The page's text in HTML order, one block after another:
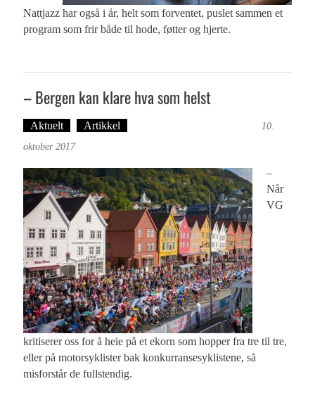
Nattjazz har også i år, helt som forventet, puslet sammen et
program som frir både til hode, føtter og hjerte.
– Bergen kan klare hva som helst
Aktuelt Artikkel
10.
oktober 2017
–
Når
VG
kritiserer oss for å heie på et ekorn som hopper fra tre til tre,
eller på motorsyklister bak konkurransesyklistene, så
misforstår de fullstendig.